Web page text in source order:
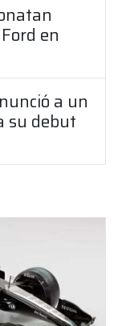
en
a un
su debut